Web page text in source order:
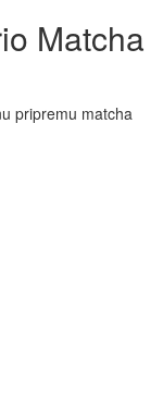
Matcha
pripremu matcha